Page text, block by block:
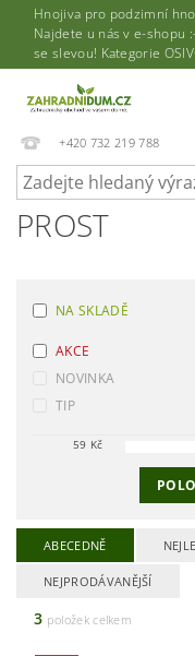
Hnojiva pro podzimní
Najdete u nás v e-shopu
se slevou! Kategorie
+420 732 219 788
PROST
NA SKLADĚ
AKCE
NOVINKA
TIP
59 Kč
ABECEDNĚ
NEJPRODÁVANĚJŠÍ
3 položek celkem